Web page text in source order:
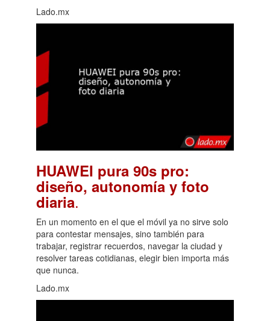
Lado.mx
HUAWEI pura 90s pro:
diseño, autonomía y foto
diaria.
En un momento en el que el móvil ya no sirve solo
para contestar mensajes, sino también para
trabajar, registrar recuerdos, navegar la ciudad y
resolver tareas cotidianas, elegir bien importa más
que nunca.
Lado.mx